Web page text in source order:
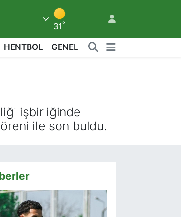
31°
HENTBOL GENEL
işbirliğinde
ile son buldu.